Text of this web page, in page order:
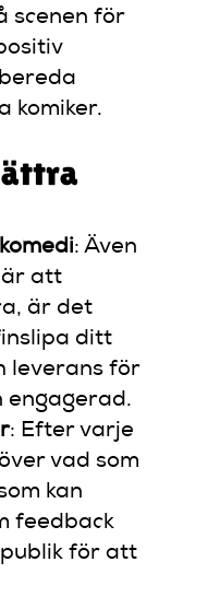
scenen för
komiker.
: Även
är att
är det
ditt
leverans för
engagerad.
: Efter varje
vad som
kan
feedback
för att